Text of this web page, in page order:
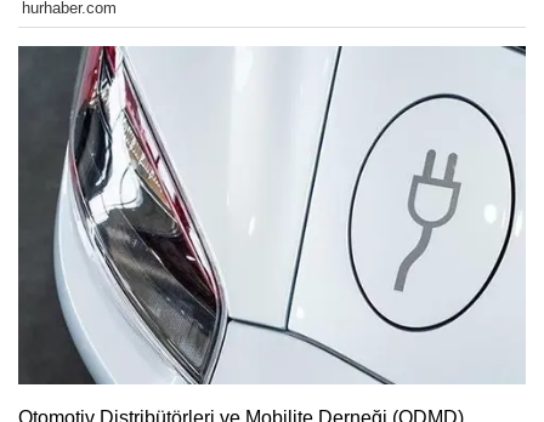
hurhaber.com
Otomotiv Distribütörleri ve Mobilite Derneği (ODMD)